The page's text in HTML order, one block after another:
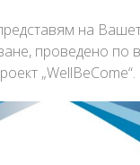
на
проведено по
„WellBeCome“.